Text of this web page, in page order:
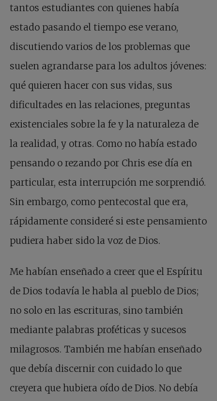
tantos estudiantes con quienes había
estado pasando el tiempo ese verano,
discutiendo varios de los problemas que
suelen agrandarse para los adultos jóvenes:
qué quieren hacer con sus vidas, sus
dificultades en las relaciones, preguntas
existenciales sobre la fe y la naturaleza de
la realidad, y otras. Como no había estado
pensando o rezando por Chris ese día en
particular, esta interrupción me sorprendió.
Sin embargo, como pentecostal que era,
rápidamente consideré si este pensamiento
pudiera haber sido la voz de Dios.
Me habían enseñado a creer que el Espíritu
de Dios todavía le habla al pueblo de Dios;
no solo en las escrituras, sino también
mediante palabras proféticas y sucesos
milagrosos. También me habían enseñado
que debía discernir con cuidado lo que
creyera que hubiera oído de Dios. No debía